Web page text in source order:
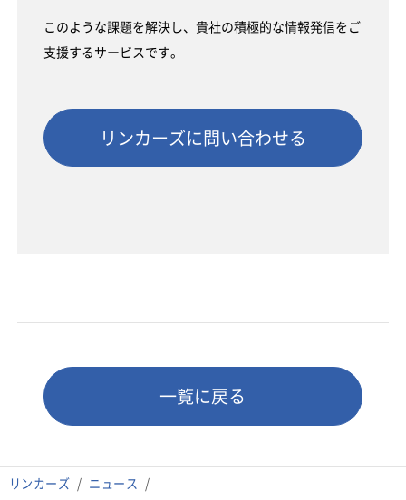
リンカーズ
ニュース
このような課題を解決し、貴社の積極的な情報発信をご
支援するサービスです。
リンカーズに問い合わせる
一覧に戻る